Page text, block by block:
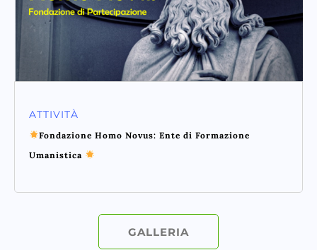
ATTIVITÀ
Fondazione Homo Novus: Ente di Formazione
Umanistica
GALLERIA